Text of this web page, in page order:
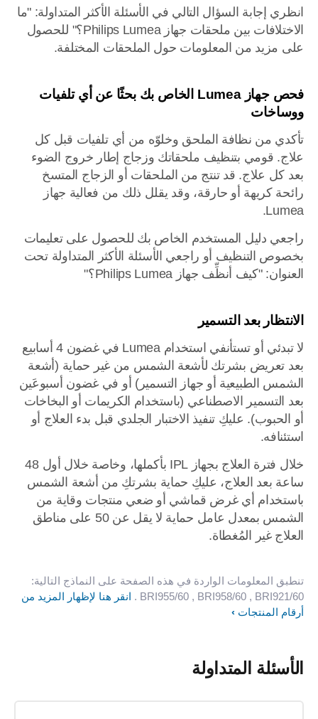
انظري إجابة السؤال التالي في الأسئلة الأكثر المتداولة: "ما
الاختلافات بين ملحقات جهاز Philips Lumea؟" للحصول
على مزيد من المعلومات حول الملحقات المختلفة.
فحص جهاز Lumea الخاص بك بحثًا عن أي تلفيات
ووساخات
تأكدي من نظافة الملحق وخلوّه من أي تلفيات قبل كل
علاج. قومي بتنظيف ملحقاتك وزجاج إطار خروج الضوء
بعد كل علاج. قد تنتج من الملحقات أو الزجاج المتسخ
رائحة كريهة أو حارقة، وقد يقلل ذلك من فعالية جهاز
Lumea.
راجعي دليل المستخدم الخاص بك للحصول على تعليمات
بخصوص التنظيف أو راجعي الأسئلة الأكثر المتداولة تحت
العنوان: "كيف أنظِّف جهاز Philips Lumea؟"
الانتظار بعد التسمير
لا تبدئي أو تستأنفي استخدام Lumea في غضون 4 أسابيع
بعد تعريض بشرتك لأشعة الشمس من غير حماية (أشعة
الشمس الطبيعية أو جهاز التسمير) أو في غضون أسبوعَين
بعد التسمير الاصطناعي (باستخدام الكريمات أو البخاخات
أو الحبوب). عليكِ تنفيذ الاختبار الجلدي قبل بدء العلاج أو
استئنافه.
خلال فترة العلاج بجهاز IPL بأكملها، وخاصة خلال أول 48
ساعة بعد العلاج، عليكِ حماية بشرتكِ من أشعة الشمس
باستخدام أي غرض قماشي أو ضعي منتجات وقاية من
الشمس بمعدل عامل حماية لا يقل عن 50 على مناطق
العلاج غير المُغطاة.
تنطبق المعلومات الواردة في هذه الصفحة على النماذج التالية:
BRI955/60 , BRI958/60 , BRI921/60
. انقر هنا لإظهار المزيد من
أرقام المنتجات
الأسئلة المتداولة